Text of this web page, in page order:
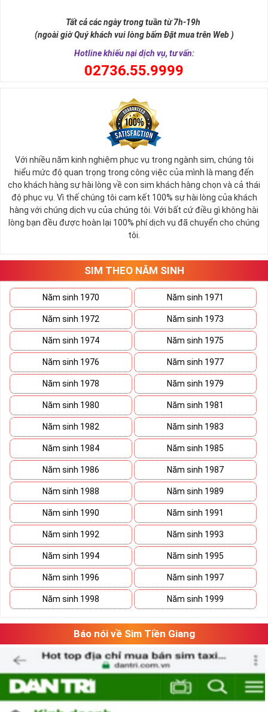
Tất cả các ngày trong tuần từ 7h-19h
(ngoài giờ Quý khách vui lòng bấm Đặt mua trên Web )
Hotline khiếu nại dịch vụ, tư vấn:
02736.55.9999
Với nhiều năm kinh nghiệm phục vụ trong ngành sim, chúng tôi
hiểu mức độ quan trọng trong công việc của mình là mang đến
cho khách hàng sự hài lòng về con sim khách hàng chọn và cả thái
độ phục vụ. Vì thế chúng tôi cam kết 100% sự hài lòng của khách
hàng với chúng dịch vụ của chúng tôi. Với bất cứ điều gì không hài
lòng bạn đều được hoàn lại 100% phí dịch vụ đã chuyển cho chúng
tôi.
SIM THEO NĂM SINH
Năm sinh 1970 Năm sinh 1971
Năm sinh 1972 Năm sinh 1973
Năm sinh 1974 Năm sinh 1975
Năm sinh 1976 Năm sinh 1977
Năm sinh 1978 Năm sinh 1979
Năm sinh 1980 Năm sinh 1981
Năm sinh 1982 Năm sinh 1983
Năm sinh 1984 Năm sinh 1985
Năm sinh 1986 Năm sinh 1987
Năm sinh 1988 Năm sinh 1989
Năm sinh 1990 Năm sinh 1991
Năm sinh 1992 Năm sinh 1993
Năm sinh 1994 Năm sinh 1995
Năm sinh 1996 Năm sinh 1997
Năm sinh 1998 Năm sinh 1999
Báo nói về Sim Tiền Giang